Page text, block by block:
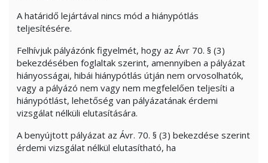
A határidő lejártával nincs mód a hiánypótlás
teljesítésére.
Felhívjuk pályázónk figyelmét, hogy az Ávr 70. § (3)
bekezdésében foglaltak szerint, amennyiben a pályázat
hiányosságai, hibái hiánypótlás útján nem orvosolhatók,
vagy a pályázó nem vagy nem megfelelően teljesíti a
hiánypótlást, lehetőség van pályázatának érdemi
vizsgálat nélküli elutasítására.
A benyújtott pályázat az Ávr. 70. § (3) bekezdése szerint
érdemi vizsgálat nélkül elutasítható, ha